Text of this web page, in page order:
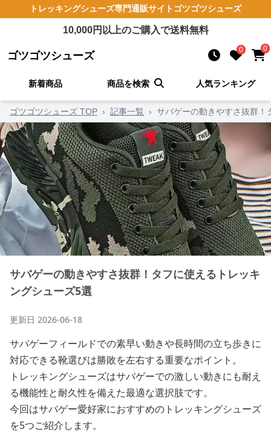
トレッキングシューズ専門通販サイト ゴツゴツシューズ
10,000円以上のご購入で送料無料
ゴツゴツシューズ 0 0
新着商品 商品を検索 人気ランキング
ゴツゴツシューズ TOP › 記事一覧 › サバゲーの動きやすさ抜群！
サバゲーの動きやすさ抜群！タフに使えるトレッキ
ングシューズ5選
更新日 2026-06-18
サバゲーフィールドでの素早い動きや長時間の立ち歩きに
対応できる靴選びは勝敗を左右する重要なポイント。
トレッキングシューズはサバゲーでの激しい動きにも耐え
る機能性と耐久性を備えた最適な選択肢です。
今回はサバゲー愛好家におすすめのトレッキングシューズ
を5つご紹介します。